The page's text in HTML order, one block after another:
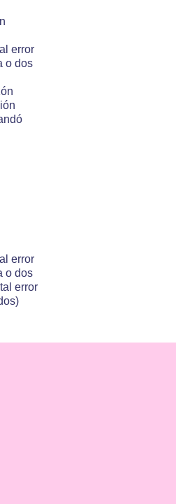
error
o dos
error
o dos
error